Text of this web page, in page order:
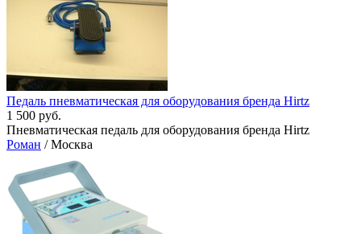
Педаль пневматическая для оборудования бренда Hirtz
1 500 руб.
Пневматическая педаль для оборудования бренда Hirtz
Роман / Москва